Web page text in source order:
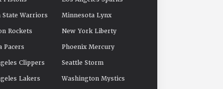
State Warriors
Rockets
Pacers
Clippers
Lakers
Minnesota Lynx
New York Liberty
Phoenix Mercury
Seattle Storm
Washington Mystics